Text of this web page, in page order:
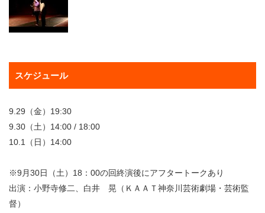
スケジュール
9.29（金）19:30
9.30（土）14:00 / 18:00
10.1（日）14:00
※9月30日（土）18：00の回終演後にアフタートークあり
出演：小野寺修二、白井 晃（ＫＡＡＴ神奈川芸術劇場・芸術監
督）